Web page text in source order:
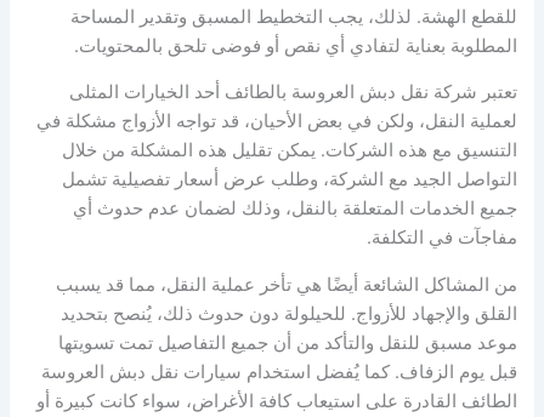
للقطع الهشة. لذلك، يجب التخطيط المسبق وتقدير المساحة
المطلوبة بعناية لتفادي أي نقص أو فوضى تلحق بالمحتويات.
تعتبر شركة نقل دبش العروسة بالطائف أحد الخيارات المثلى
لعملية النقل، ولكن في بعض الأحيان، قد تواجه الأزواج مشكلة في
التنسيق مع هذه الشركات. يمكن تقليل هذه المشكلة من خلال
التواصل الجيد مع الشركة، وطلب عرض أسعار تفصيلية تشمل
جميع الخدمات المتعلقة بالنقل، وذلك لضمان عدم حدوث أي
مفاجآت في التكلفة.
من المشاكل الشائعة أيضًا هي تأخر عملية النقل، مما قد يسبب
القلق والإجهاد للأزواج. للحيلولة دون حدوث ذلك، يُنصح بتحديد
موعد مسبق للنقل والتأكد من أن جميع التفاصيل تمت تسويتها
قبل يوم الزفاف. كما يُفضل استخدام سيارات نقل دبش العروسة
الطائف القادرة على استيعاب كافة الأغراض، سواء كانت كبيرة أو